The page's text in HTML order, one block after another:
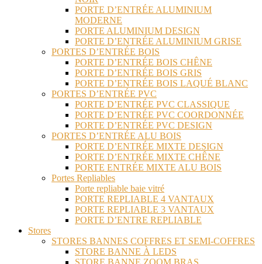
PORTE D’ENTRÉE ALUMINIUM
MODERNE
PORTE ALUMINIUM DESIGN
PORTE D’ENTRÉE ALUMINIUM GRISE
PORTES D’ENTRÉE BOIS
PORTE D’ENTRÉE BOIS CHÊNE
PORTE D’ENTRÉE BOIS GRIS
PORTE D’ENTRÉE BOIS LAQUÉ BLANC
PORTES D’ENTRÉE PVC
PORTE D’ENTRÉE PVC CLASSIQUE
PORTE D’ENTRÉE PVC COORDONNÉE
PORTE D’ENTRÉE PVC DESIGN
PORTES D’ENTRÉE ALU BOIS
PORTE D’ENTRÉE MIXTE DESIGN
PORTE D’ENTRÉE MIXTE CHÊNE
PORTE ENTRÉE MIXTE ALU BOIS
Portes Repliables
Porte repliable baie vitré
PORTE REPLIABLE 4 VANTAUX
PORTE REPLIABLE 3 VANTAUX
PORTE D’ENTRE REPLIABLE
Stores
STORES BANNES COFFRES ET SEMI-COFFRES
STORE BANNE À LEDS